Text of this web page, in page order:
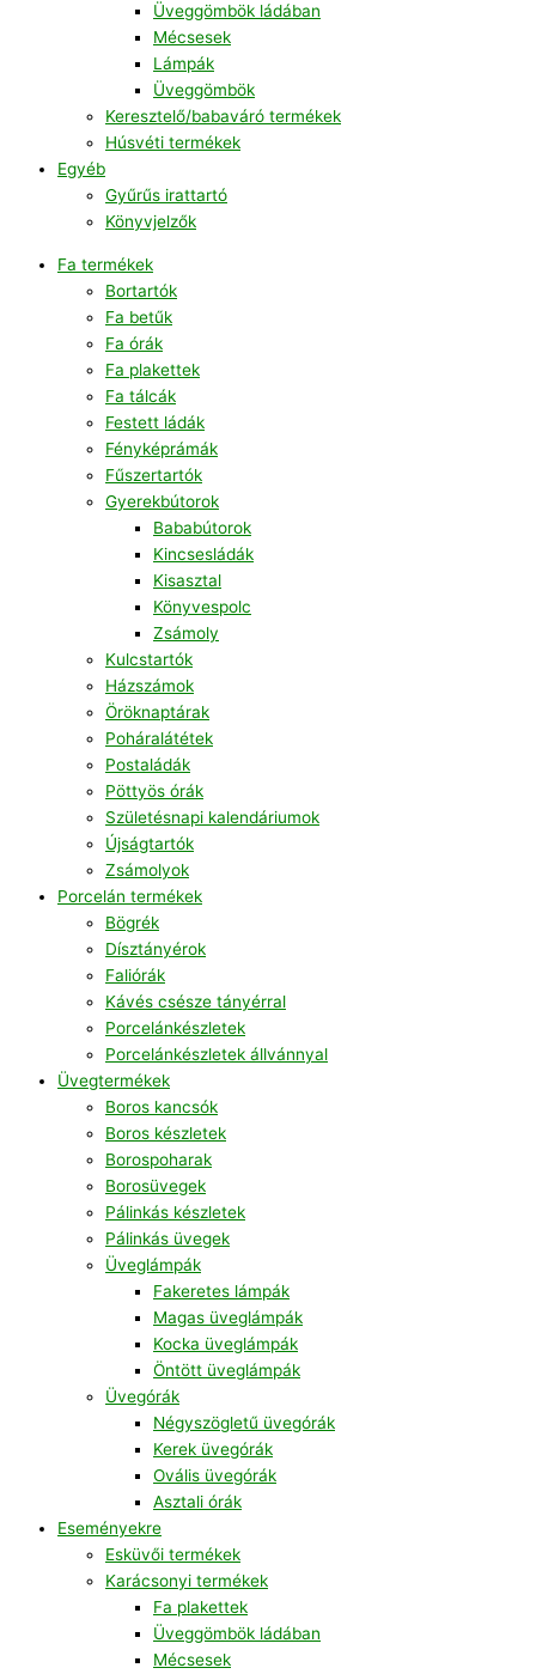
Üveggömbök ládában
Mécsesek
Lámpák
Üveggömbök
Keresztelő/babaváró termékek
Húsvéti termékek
Egyéb
Gyűrűs irattartó
Könyvjelzők
Fa termékek
Bortartók
Fa betűk
Fa órák
Fa plakettek
Fa tálcák
Festett ládák
Fényképrámák
Fűszertartók
Gyerekbútorok
Bababútorok
Kincsesládák
Kisasztal
Könyvespolc
Zsámoly
Kulcstartók
Házszámok
Öröknaptárak
Poháralátétek
Postaládák
Pöttyös órák
Születésnapi kalendáriumok
Újságtartók
Zsámolyok
Porcelán termékek
Bögrék
Dísztányérok
Faliórák
Kávés csésze tányérral
Porcelánkészletek
Porcelánkészletek állvánnyal
Üvegtermékek
Boros kancsók
Boros készletek
Borospoharak
Borosüvegek
Pálinkás készletek
Pálinkás üvegek
Üveglámpák
Fakeretes lámpák
Magas üveglámpák
Kocka üveglámpák
Öntött üveglámpák
Üvegórák
Négyszögletű üvegórák
Kerek üvegórák
Ovális üvegórák
Asztali órák
Eseményekre
Esküvői termékek
Karácsonyi termékek
Fa plakettek
Üveggömbök ládában
Mécsesek